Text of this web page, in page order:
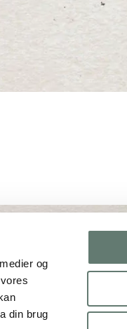
og
din brug